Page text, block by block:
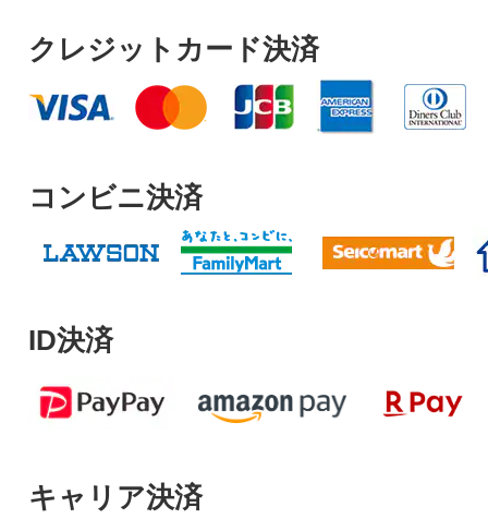
クレジットカード決済
コンビニ決済
ID決済
キャリア決済